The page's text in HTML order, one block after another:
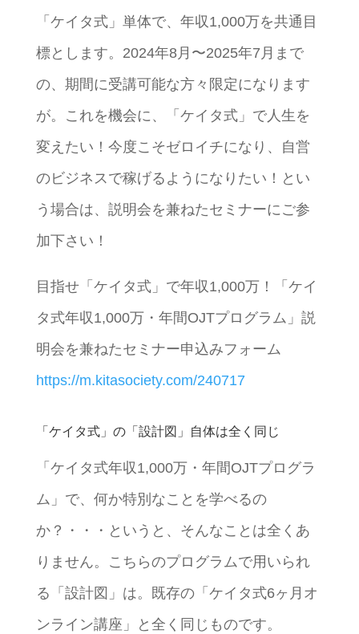
「ケイタ式」単体で、年収1,000万を共通目
標とします。2024年8月〜2025年7月まで
の、期間に受講可能な方々限定になります
が。これを機会に、「ケイタ式」で人生を
変えたい！今度こそゼロイチになり、自営
のビジネスで稼げるようになりたい！とい
う場合は、説明会を兼ねたセミナーにご参
加下さい！
目指せ「ケイタ式」で年収1,000万！「ケイ
タ式年収1,000万・年間OJTプログラム」説
明会を兼ねたセミナー申込みフォーム
https://m.kitasociety.com/240717
「ケイタ式」の「設計図」自体は全く同じ
「ケイタ式年収1,000万・年間OJTプログラ
ム」で、何か特別なことを学べるの
か？・・・というと、そんなことは全くあ
りません。こちらのプログラムで用いられ
る「設計図」は。既存の「ケイタ式6ヶ月オ
ンライン講座」と全く同じものです。